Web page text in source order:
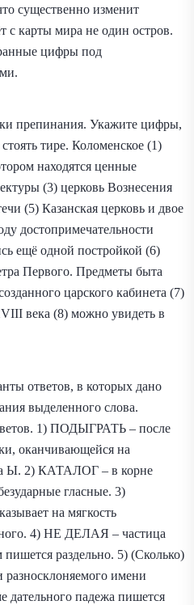
существенно изменит
с карты мира не один остров.
цифры под
препинания. Укажите цифры,
тире. Коломенское (1)
находятся ценные
(3) церковь Вознесения
(5) Казанская церковь и двое
достопримечательности
ещё одной постройкой (6)
Первого. Предметы быта
царского кабинета (7)
века (8) можно увидеть в
ответов, в которых дано
выделенного слова.
1) ПОДЫГРАТЬ – после
оканчивающейся на
Ы. 2) КАТАЛОГ – в корне
гласные. 3)
на мягкость
4) НЕ ДЕЛАЯ – частица
раздельно. 5) (Сколько)
имени
дательного падежа пишется